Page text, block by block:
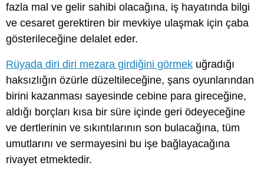
fazla mal ve gelir sahibi olacağına, iş hayatında bilgi
ve cesaret gerektiren bir mevkiye ulaşmak için çaba
gösterileceğine delalet eder.
Rüyada diri diri mezara girdiğini görmek uğradığı
haksızlığın özürle düzeltileceğine, şans oyunlarından
birini kazanması sayesinde cebine para gireceğine,
aldığı borçları kısa bir süre içinde geri ödeyeceğine
ve dertlerinin ve sıkıntılarının son bulacağına, tüm
umutlarını ve sermayesini bu işe bağlayacağına
rivayet etmektedir.